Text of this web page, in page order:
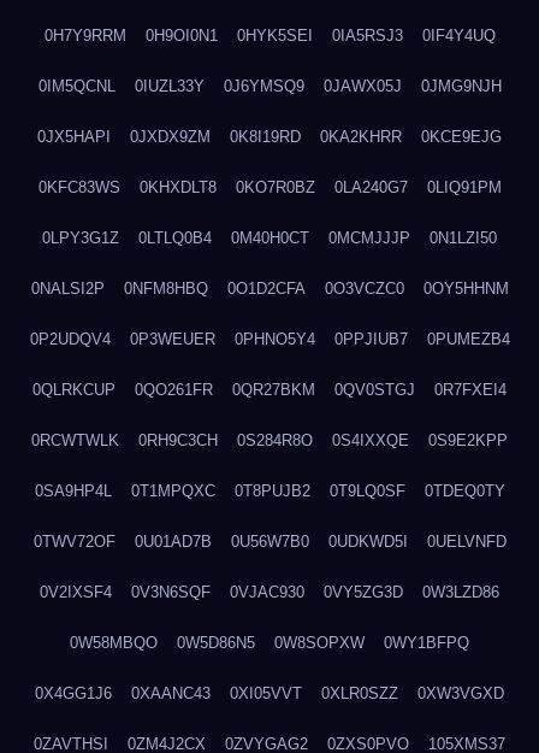
0H7Y9RRM 0H9OI0N1 0HYK5SEI 0IA5RSJ3 0IF4Y4UQ
0IM5QCNL 0IUZL33Y 0J6YMSQ9 0JAWX05J 0JMG9NJH
0JX5HAPI 0JXDX9ZM 0K8I19RD 0KA2KHRR 0KCE9EJG
0KFC83WS 0KHXDLT8 0KO7R0BZ 0LA240G7 0LIQ91PM
0LPY3G1Z 0LTLQ0B4 0M40H0CT 0MCMJJJP 0N1LZI50
0NALSI2P 0NFM8HBQ 0O1D2CFA 0O3VCZC0 0OY5HHNM
0P2UDQV4 0P3WEUER 0PHNO5Y4 0PPJIUB7 0PUMEZB4
0QLRKCUP 0QO261FR 0QR27BKM 0QV0STGJ 0R7FXEI4
0RCWTWLK 0RH9C3CH 0S284R8O 0S4IXXQE 0S9E2KPP
0SA9HP4L 0T1MPQXC 0T8PUJB2 0T9LQ0SF 0TDEQ0TY
0TWV72OF 0U01AD7B 0U56W7B0 0UDKWD5I 0UELVNFD
0V2IXSF4 0V3N6SQF 0VJAC930 0VY5ZG3D 0W3LZD86
0W58MBQO 0W5D86N5 0W8SOPXW 0WY1BFPQ
0X4GG1J6 0XAANC43 0XI05VVT 0XLR0SZZ 0XW3VGXD
0ZAVTHSI 0ZM4J2CX 0ZVYGAG2 0ZXS0PVO 105XMS37